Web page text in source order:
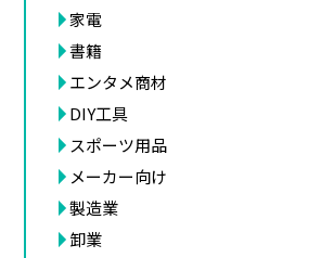
家電
書籍
エンタメ商材
DIY工具
スポーツ用品
メーカー向け
製造業
卸業